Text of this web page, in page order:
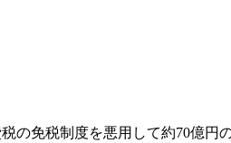
の免税制度を悪用して約70億